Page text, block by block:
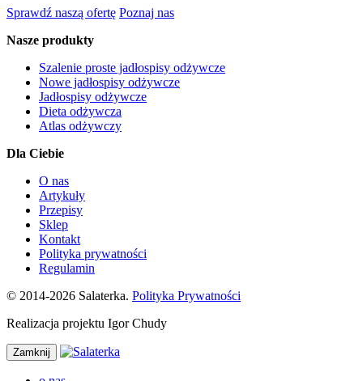
Sprawdź naszą ofertę Poznaj nas
Nasze produkty
Szalenie proste jadłospisy odżywcze
Nowe jadłospisy odżywcze
Jadłospisy odżywcze
Dieta odżywcza
Atlas odżywczy
Dla Ciebie
O nas
Artykuły
Przepisy
Sklep
Kontakt
Polityka prywatności
Regulamin
© 2014-2026 Salaterka. Polityka Prywatności
Realizacja projektu Igor Chudy
Zamknij